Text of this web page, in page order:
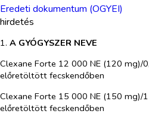
Eredeti dokumentum (OGYEI)
hirdetés
1. A GYÓGYSZER NEVE
Clexane Forte 12 000 NE (120 mg)/
előretöltött fecskendőben
Clexane Forte 15 000 NE (150 mg)/
előretöltött fecskendőben